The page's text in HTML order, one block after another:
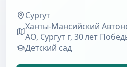
Сургут
Ханты-Мансийский
АО, Сургут г, 30 лет
Детский сад